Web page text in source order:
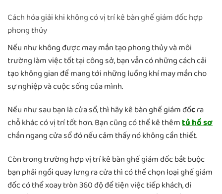
Cách hóa giải khi không có vị trí kê bàn ghế giám đốc hợp
phong thủy
Nếu như không được may mắn tạo phong thủy và môi
trường làm việc tốt tại công sở, bạn vẫn có những cách cải
tạo không gian để mang tới những luồng khí may mắn cho
sự nghiệp và cuộc sống của mình.
Nếu như sau bạn là cửa sổ, thì hãy kê bàn ghế giám đốcra
chỗ khác có vị trí tốt hơn. Bạn cũng có thể kê thêmtủ hồ sơ
chắn ngang cửa sổ đó nếu cảm thấy nó không cần thiết.
Còn trong trường hợp vị trí kê bàn ghế giám đốc bắt buộc
bạn phải ngồi quay lưng ra cửa thì có thể chọn loại ghế giám
đốc có thể xoay tròn 360 độ để tiện việc tiếp khách, di